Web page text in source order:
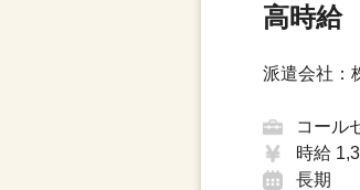
高時給
派遣会社：
コール
時給
長期